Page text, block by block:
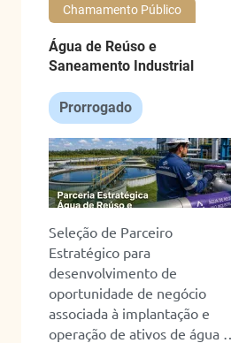
Chamamento Público
Água de Reúso e
Saneamento Industrial
Prorrogado
Seleção de Parceiro
Estratégico para
desenvolvimento de
oportunidade de negócio
associada à implantação e
operação de ativos de água de